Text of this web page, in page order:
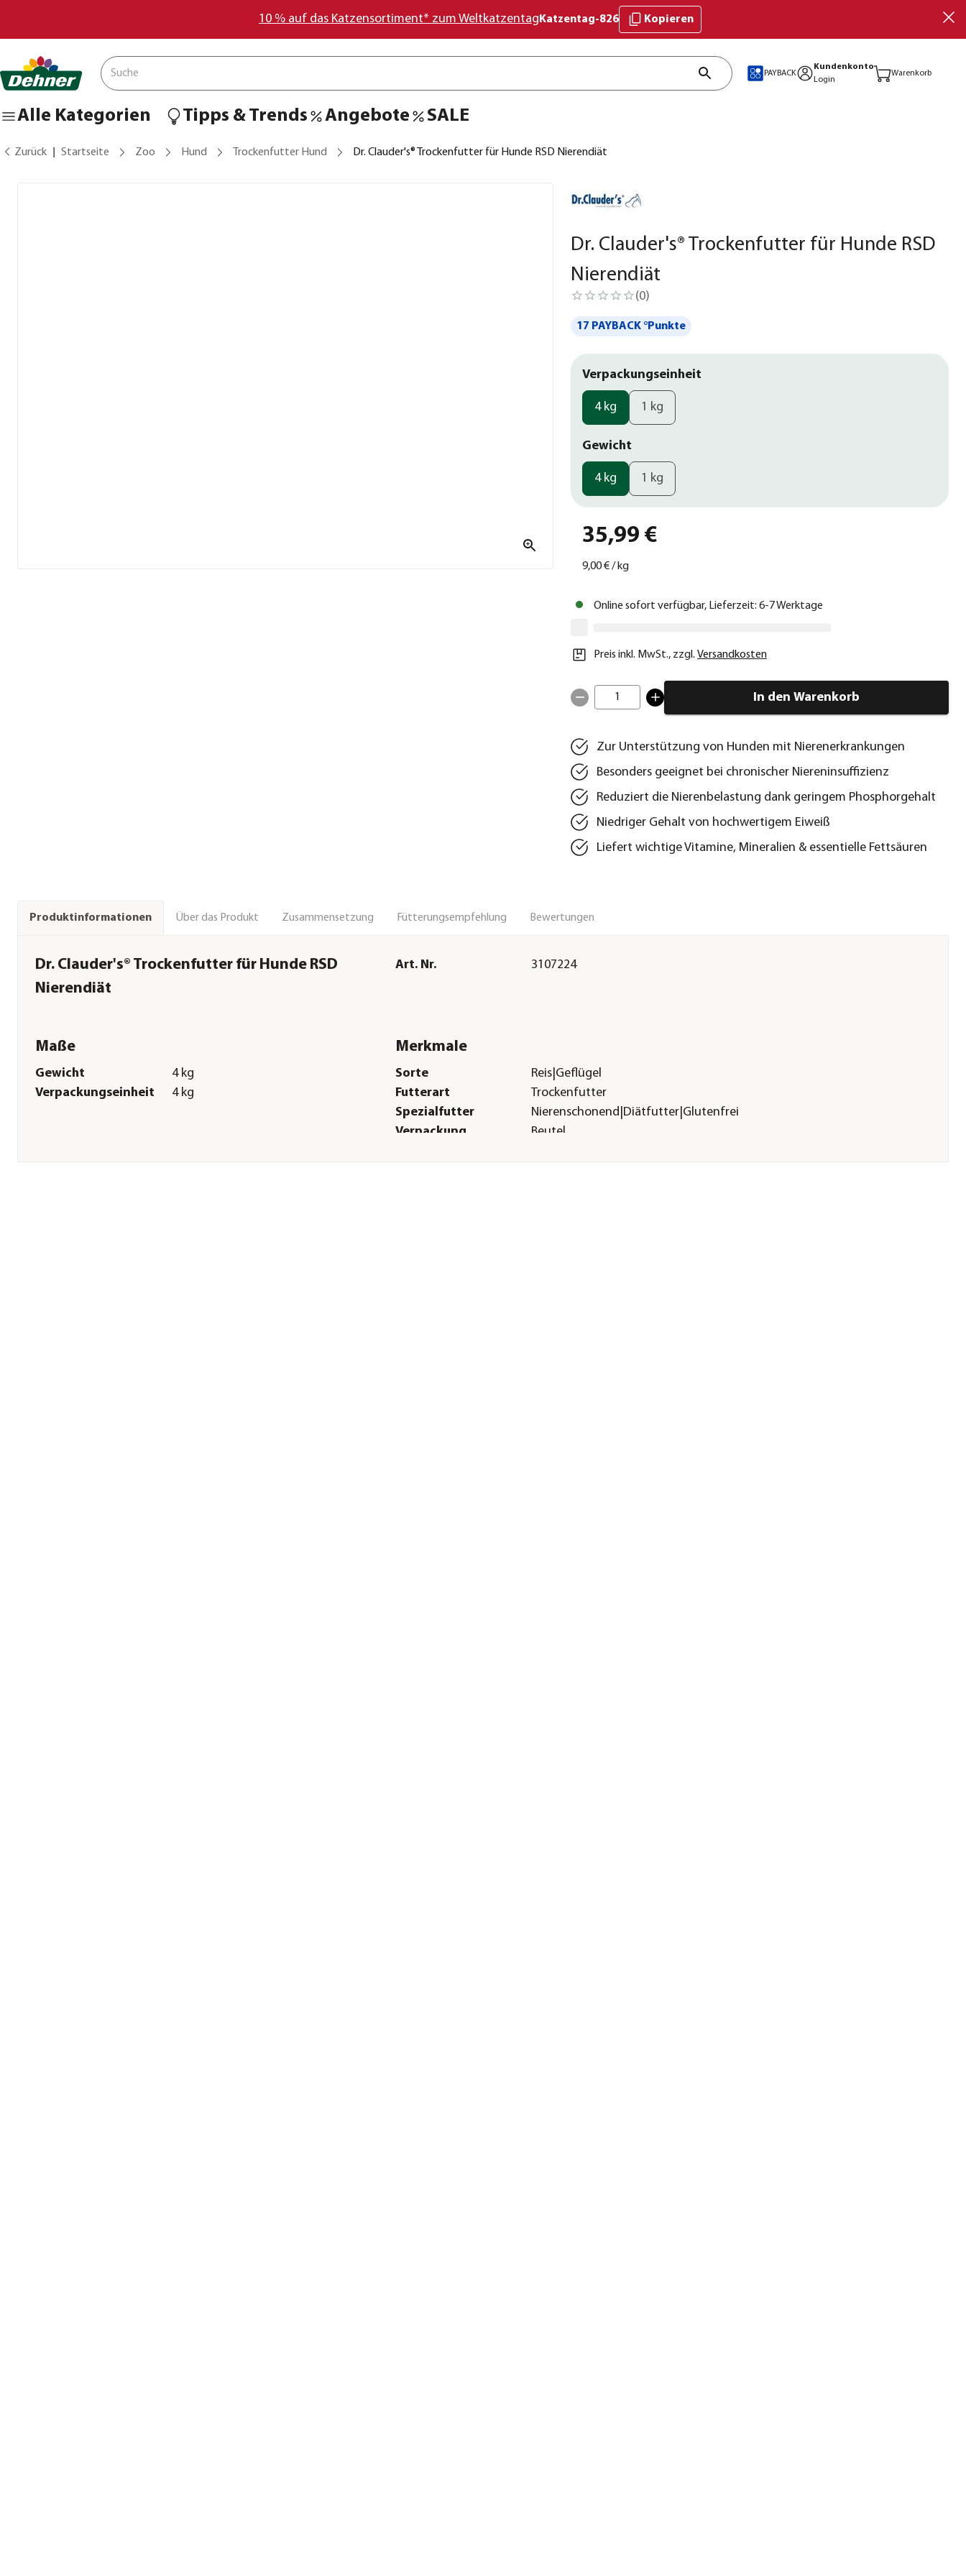
10 % auf das Katzensortiment* zum Weltkatzentag Katzentag-826 Kopieren
PAYBACK
Kundenkonto
Login
Warenkorb
Alle Kategorien Tipps & Trends Angebote SALE
Zurück Startseite Zoo Hund Trockenfutter Hund Dr. Clauder's® Trockenfutter für Hunde RSD Nierendiät
Dr. Clauder's® Trockenfutter für Hunde RSD
Nierendiät
(0)
17 PAYBACK °Punkte
Verpackungseinheit
4 kg 1 kg
Gewicht
4 kg 1 kg
35,99 €
9,00 €/ kg
Online sofort verfügbar, Lieferzeit: 6-7 Werktage
Preis inkl. MwSt., zzgl. Versandkosten
1 In den Warenkorb
Zur Unterstützung von Hunden mit Nierenerkrankungen
Besonders geeignet bei chronischer Niereninsuffizienz
Reduziert die Nierenbelastung dank geringem Phosphorgehalt
Niedriger Gehalt von hochwertigem Eiweiß
Liefert wichtige Vitamine, Mineralien & essentielle Fettsäuren
Produktinformationen Über das Produkt Zusammensetzung Fütterungsempfehlung Bewertungen
Dr. Clauder's® Trockenfutter für Hunde RSD
Nierendiät
Art. Nr. 3107224
Maße
Gewicht
4 kg
Verpackungseinheit
4 kg
Merkmale
Sorte
Reis|Geflügel
Futterart
Trockenfutter
Spezialfutter
Nierenschonend|Diätfutter|Glutenfrei
Verpackung
Beutel